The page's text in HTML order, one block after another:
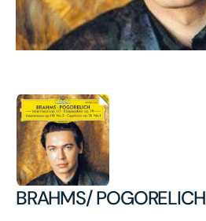
BRAHMS/ POGORELICH